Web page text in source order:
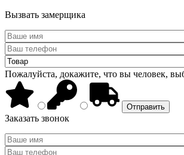
Вызвать замерщика
Пожалуйста, докажите, что вы человек,
Заказать звонок